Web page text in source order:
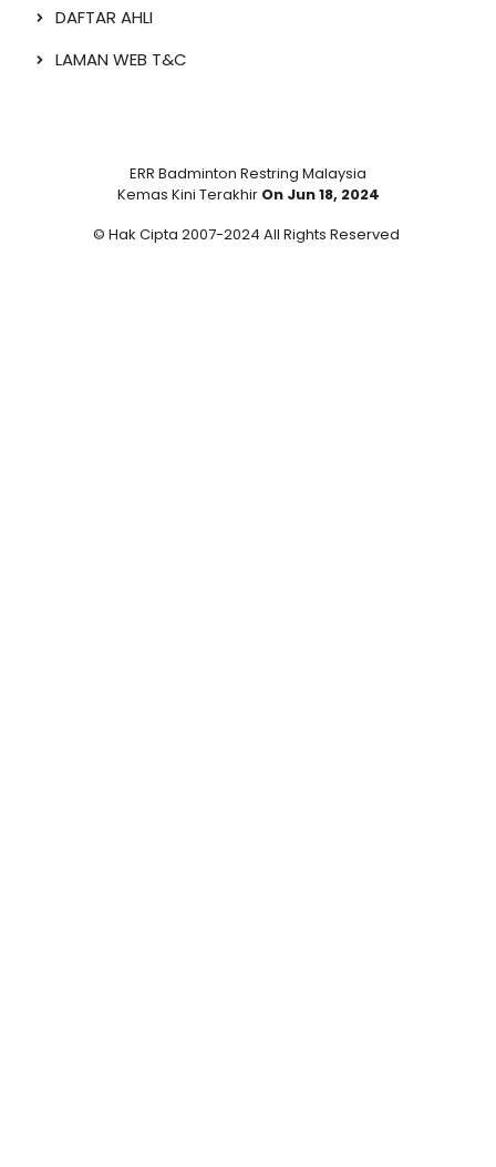
DAFTAR AHLI
LAMAN WEB T&C
ERR Badminton Restring Malaysia
Kemas Kini Terakhir On Jun 18, 2024
© Hak Cipta 2007-2024 All Rights Reserved